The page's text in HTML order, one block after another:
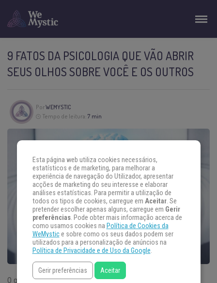
9 FATOS DA PSICOLOGIA QUE VÃO ABRIR
SEUS OLHOS SOBRE VOCÊ E OS OUTROS
PorWEMYSTIC
Tempo de leitura: 7 min
O que temos como realidade, pode ser uma verdadeira ficção
Esta página web utiliza cookies necessários,
estatísticos e de marketing, para melhorar a
experiência de navegação do Utilizador, apresentar
acções de marketing do seu interesse e elaborar
análises estatísticas. Para permitir a utilização de
todos os tipos de cookies, carregue em Aceitar. Se
pretender escolher apenas alguns, carregue em Gerir
preferências. Pode obter mais informação acerca de
como usamos cookies na Política de Cookies da
WeMystice sobre como os seus dados podem ser
utilizados para a personalização de anúncios na
Política de Privacidade e de Uso da Google.
Gerir preferências Aceitar